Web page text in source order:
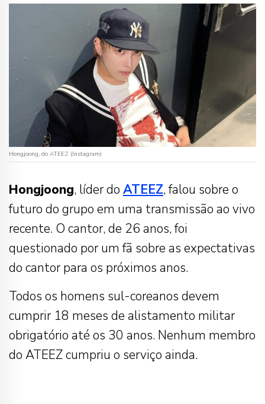
Hongjoong, do ATEEZ (Instagram)
Hongjoong, líder do ATEEZ, falou sobre o
futuro do grupo em uma transmissão ao vivo
recente. O cantor, de 26 anos, foi
questionado por um fã sobre as expectativas
do cantor para os próximos anos.
Todos os homens sul-coreanos devem
cumprir 18 meses de alistamento militar
obrigatório até os 30 anos. Nenhum membro
do ATEEZ cumpriu o serviço ainda.